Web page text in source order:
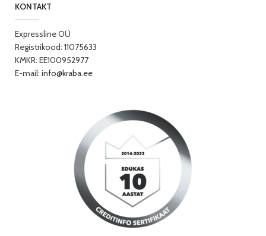
KONTAKT
Expressline OÜ
Registrikood: 11075633
KMKR: EE100952977
E-mail: info@kraba.ee